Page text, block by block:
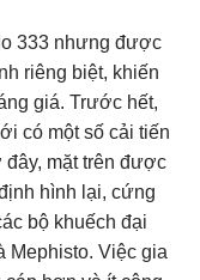
333 nhưng được
riêng biệt, khiến
giá. Trước hết,
có một số cải tiến
đây, mặt trên được
hình lại, cứng
bộ khuếch đại
Mephisto. Việc gia